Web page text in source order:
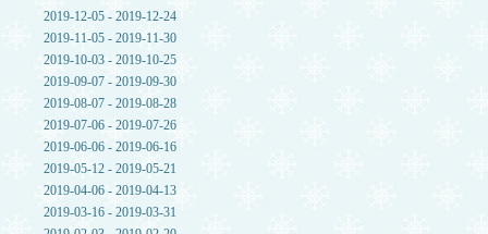
2019-12-05 - 2019-12-24
2019-11-05 - 2019-11-30
2019-10-03 - 2019-10-25
2019-09-07 - 2019-09-30
2019-08-07 - 2019-08-28
2019-07-06 - 2019-07-26
2019-06-06 - 2019-06-16
2019-05-12 - 2019-05-21
2019-04-06 - 2019-04-13
2019-03-16 - 2019-03-31